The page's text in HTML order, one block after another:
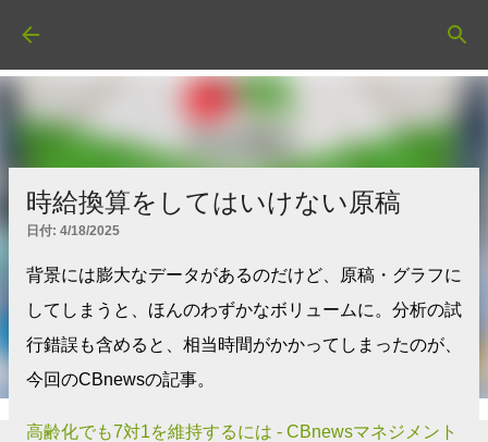
時給換算をしてはいけない原稿
日付: 4/18/2025
背景には膨大なデータがあるのだけど、原稿・グラフに
してしまうと、ほんのわずかなボリュームに。分析の試
行錯誤も含めると、相当時間がかかってしまったのが、
今回のCBnewsの記事。
高齢化でも7対1を維持するには - CBnewsマネジメント